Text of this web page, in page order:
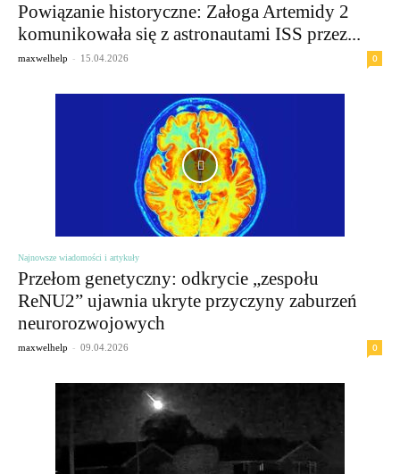
Powiązanie historyczne: Załoga Artemidy 2
komunikowała się z astronautami ISS przez...
maxwelhelp - 15.04.2026 0
Najnowsze wiadomości i artykuły
Przełom genetyczny: odkrycie „zespołu
ReNU2” ujawnia ukryte przyczyny zaburzeń
neurorozwojowych
maxwelhelp - 09.04.2026 0